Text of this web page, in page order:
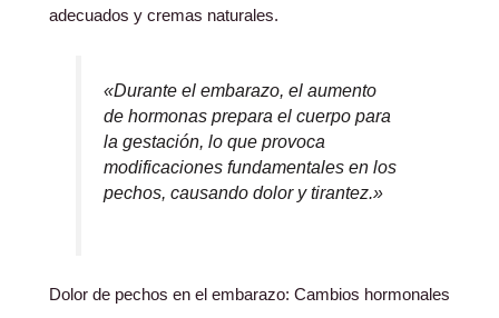
adecuados y cremas naturales.
«Durante el embarazo, el aumento
de hormonas prepara el cuerpo para
la gestación, lo que provoca
modificaciones fundamentales en los
pechos, causando dolor y tirantez.»
Dolor de pechos en el embarazo: Cambios hormonales